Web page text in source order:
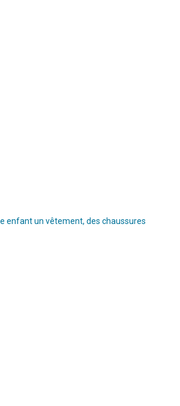
enfant un vêtement, des chaussures